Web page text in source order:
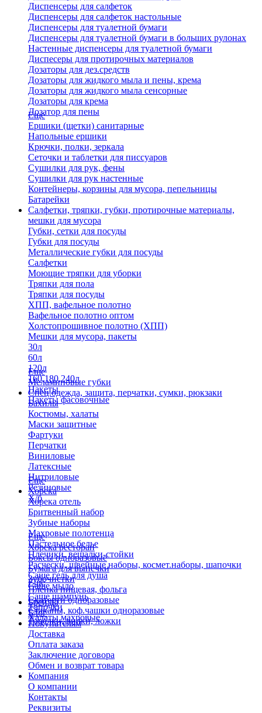
Диспенсеры для салфеток
Диспенсеры для салфеток настольные
Диспенсеры для туалетной бумаги
Диспенсеры для туалетной бумаги в больших рулонах
Настенные диспенсеры для туалетной бумаги
Диспесеры для протирочных материалов
Дозаторы для дез.средств
Дозаторы для жидкого мыла и пены, крема
Дозаторы для жидкого мыла сенсорные
Дозаторы для крема
Дозатор для пены
Еще
Ершики (щетки) санитарные
Напольные ершики
Крючки, полки, зеркала
Сеточки и таблетки для писсуаров
Сушилки для рук, фены
Сушилки для рук настенные
Контейнеры, корзины для мусора, пепельницы
Батарейки
Салфетки, тряпки, губки, протирочные материалы,
мешки для мусора
Губки, сетки для посуды
Губки для посуды
Металлические губки для посуды
Салфетки
Моющие тряпки для уборки
Тряпки для пола
Тряпки для посуды
ХПП, вафельное полотно
Вафельное полотно оптом
Холстопрошивное полотно (ХПП)
Мешки для мусора, пакеты
30л
60л
120л
160,180,240л
Пакеты
Пакеты фасовочные
Еще
Меламиновые губки
Спец.одежда, защита, перчатки, сумки, рюкзаки
Бахилы
Костюмы, халаты
Маски защитные
Фартуки
Перчатки
Виниловые
Латексные
Нитриловые
Резиновые
Х/б
Еще
Хорека
Хорека отель
Бритвенный набор
Зубные наборы
Махровые полотенца
Пастельное белье
Плечики, вешалки-стойки
Расчески, швейные наборы, космет.наборы, шапочки
Саше гель для душа
Саше мыло
Саше шампунь
Тапочки
Халаты махровые
Еще
Хорека ресторан
Боксы одноразовые
Бумага для выпечки
Зубочистки
Пленка пищевая, фольга
Скатерти одноразовые
Стаканы, коф.чашки одноразовые
Тарелки, вилки, ложки
Еще
Бренды
Блог
Покупателям
Доставка
Оплата заказа
Заключение договора
Обмен и возврат товара
Компания
О компании
Контакты
Реквизиты